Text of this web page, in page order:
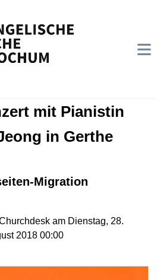
mit Pianistin
in Gerthe
Migration
am Dienstag, 28.
2018 00:00